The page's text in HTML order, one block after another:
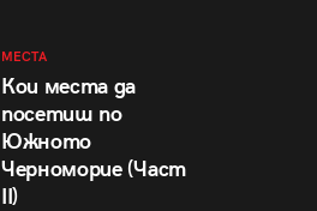
МЕСТА
Кои места да
посетиш по
Южното
Черноморие (Част
II)